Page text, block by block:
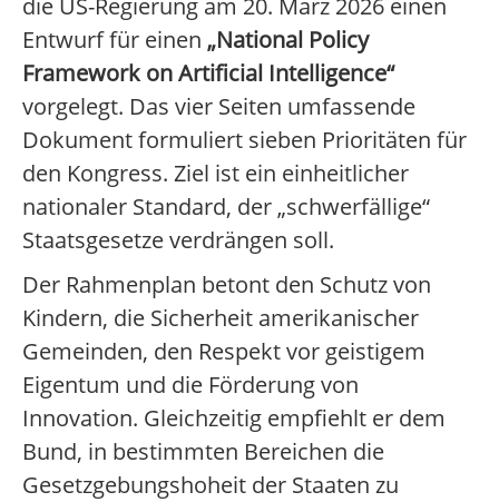
die US-Regierung am 20. März 2026 einen
Entwurf für einen „National Policy
Framework on Artificial Intelligence“
vorgelegt. Das vier Seiten umfassende
Dokument formuliert sieben Prioritäten für
den Kongress. Ziel ist ein einheitlicher
nationaler Standard, der „schwerfällige“
Staatsgesetze verdrängen soll.
Der Rahmenplan betont den Schutz von
Kindern, die Sicherheit amerikanischer
Gemeinden, den Respekt vor geistigem
Eigentum und die Förderung von
Innovation. Gleichzeitig empfiehlt er dem
Bund, in bestimmten Bereichen die
Gesetzgebungshoheit der Staaten zu